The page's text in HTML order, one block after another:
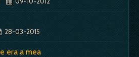
28-03-2015
era a mea